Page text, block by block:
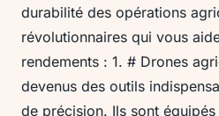
durabilité des opérations
révolutionnaires qui vous
rendements : 1. # Drones
devenus des outils
de précision. Ils sont